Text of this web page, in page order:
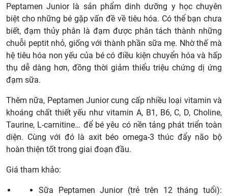
Peptamen Junior là sản phẩm dinh dưỡng y học chuyên
biệt cho những bé gặp vấn đề về tiêu hóa. Có thể bạn chưa
biết, đạm thủy phân là đạm được phân tách thành những
chuỗi peptit nhỏ, giống với thành phần sữa mẹ. Nhờ thế mà
hệ tiêu hóa non yếu của bé có điều kiện chuyển hóa và hấp
thụ dễ dàng hơn, đồng thời giảm thiểu triệu chứng dị ứng
đạm sữa.
Thêm nữa, Peptamen Junior cung cấp nhiều loại vitamin và
khoáng chất thiết yếu như vitamin A, B1, B6, C, D, Choline,
Taurine, L-carnitine… để bé yêu có nền tảng phát triển toàn
diện. Cùng với đó là axit béo omega-3 thúc đẩy não bộ
hoàn thiện tốt trong giai đoạn đầu.
Giá tham khảo:
Sữa Peptamen Junior (trẻ trên 12 tháng tuổi):